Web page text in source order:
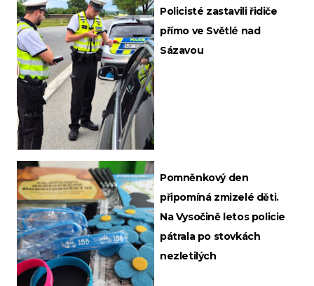
Policisté zastavili řidiče
přímo ve Světlé nad
Sázavou
Pomněnkový den
připomíná zmizelé děti.
Na Vysočině letos policie
pátrala po stovkách
nezletilých